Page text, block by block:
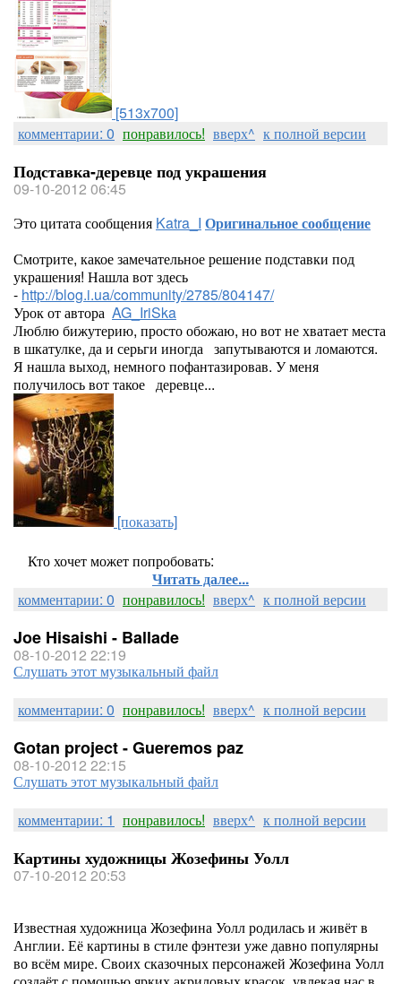
[513x700]
комментарии: 0 понравилось! вверх^ к полной версии
Подставка-деревце под украшения
09-10-2012 06:45
Это цитата сообщения Katra_I Оригинальное сообщение
Смотрите, какое замечательное решение подставки под
украшения! Нашла вот здесь
- http://blog.i.ua/community/2785/804147/
Урок от автора AG_IriSka
Люблю бижутерию, просто обожаю, но вот не хватает места
в шкатулке, да и серьги иногда запутываются и ломаются.
Я нашла выход, немного пофантазировав. У меня
получилось вот такое деревце...
[показать]
Кто хочет может попробовать:
Читать далее...
комментарии: 0 понравилось! вверх^ к полной версии
Joe Hisaishi - Ballade
08-10-2012 22:19
Слушать этот музыкальный файл
комментарии: 0 понравилось! вверх^ к полной версии
Gotan project - Gueremos paz
08-10-2012 22:15
Слушать этот музыкальный файл
комментарии: 1 понравилось! вверх^ к полной версии
Картины художницы Жозефины Уолл
07-10-2012 20:53
Известная художница Жозефина Уолл родилась и живёт в
Англии. Её картины в стиле фэнтези уже давно популярны
во всём мире. Своих сказочных персонажей Жозефина Уолл